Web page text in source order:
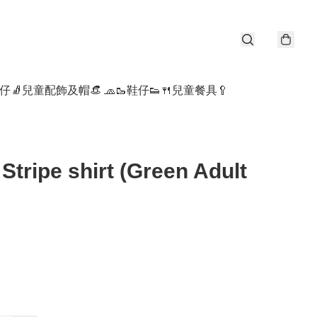
🧦 兒童配飾及帽👒 🧢🥾鞋仔👟 🍴兒童餐具🥄
shirt (Green Adult